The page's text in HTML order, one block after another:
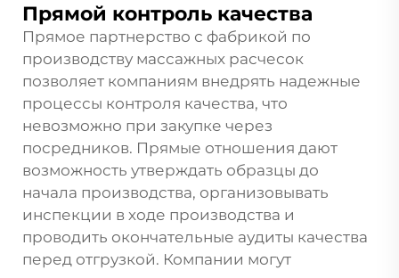
Прямой контроль качества
Прямое партнерство с фабрикой по
производству массажных расчесок
позволяет компаниям внедрять надежные
процессы контроля качества, что
невозможно при закупке через
посредников. Прямые отношения дают
возможность утверждать образцы до
начала производства, организовывать
инспекции в ходе производства и
проводить окончательные аудиты качества
перед отгрузкой. Компании могут